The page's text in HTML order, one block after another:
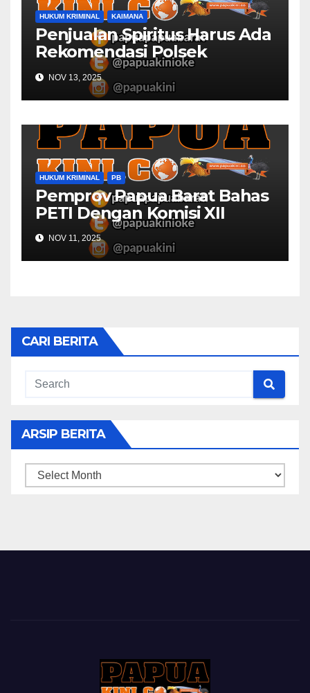
HUKUM KRIMINAL KAIMANA
Penjualan Spiritus Harus Ada
Rekomendasi Polsek
Kaimana
NOV 13, 2025
HUKUM KRIMINAL PB
Pemprov Papua Barat Bahas
PETI Dengan Komisi XII
NOV 11, 2025
CARI BERITA
ARSIP BERITA
ARSIP